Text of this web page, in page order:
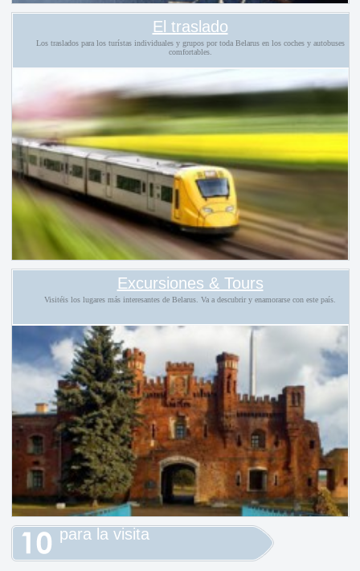
El traslado
Los traslados para los turístas individuales y grupos por toda Belarus en los coches y autobuses
comfortables.
Excursiones & Tours
Visitéis los lugares más interesantes de Belarus. Va a descubrir y enamorarse con este país.
para la visita